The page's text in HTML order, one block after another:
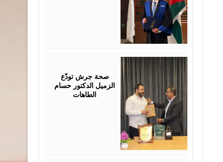
صحة جرش تودّع
الزميل الدكتور حسام
الطاهات